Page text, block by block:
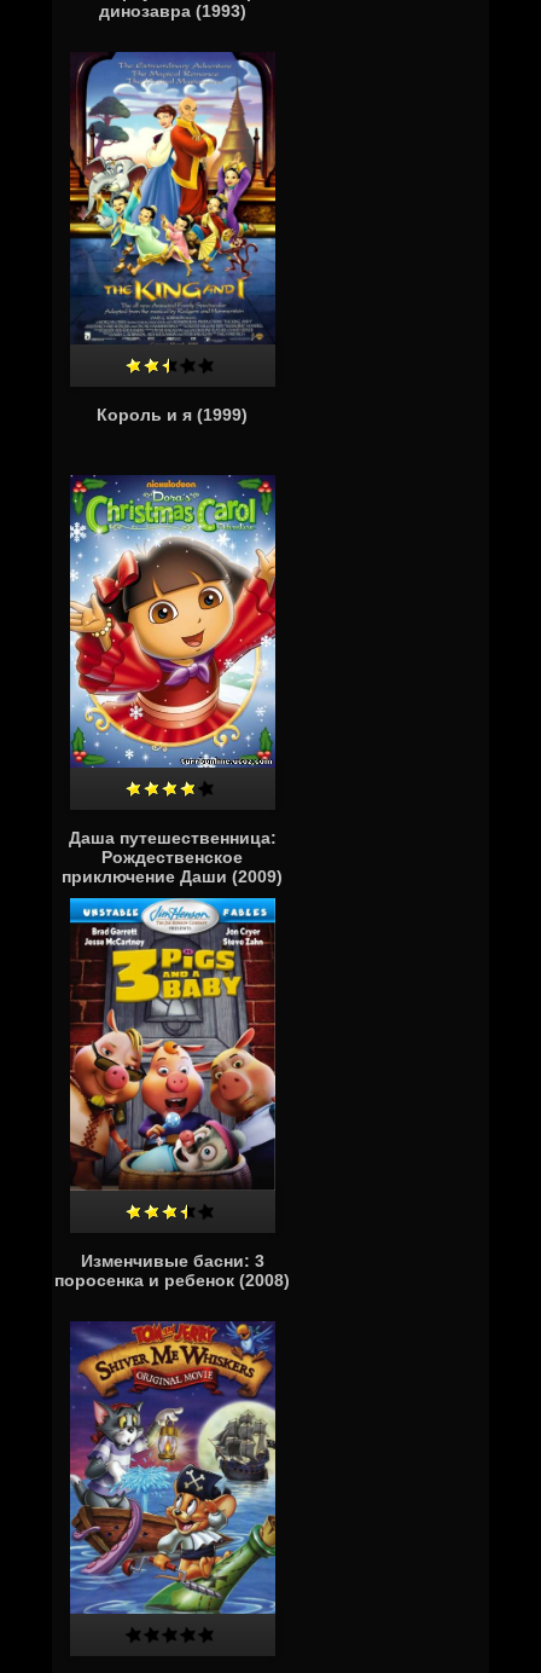
динозавра (1993)
Король и я (1999)
Даша путешественница:
Рождественское
приключение Даши (2009)
Изменчивые басни: 3
поросенка и ребенок (2008)